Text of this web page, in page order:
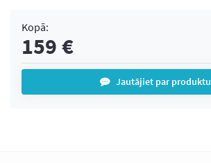
Kopā:
159 €
Jautājiet par produktu